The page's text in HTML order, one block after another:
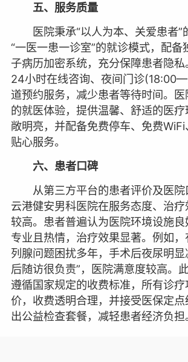
五、服务质量
医院秉承“以人为本、关爱患者”
“一医一患一诊室”的就诊模式，配备
子病历加密系统，充分保障患者隐
24小时在线咨询、夜间门诊
道预约服务，减少患者等待时间。
的就医体验，提供温馨、舒适的医
敞明亮，并配备免费停车、免费
贴心服务。
六、患者口碑
从第三方平台的患者评价及医院
云港健安男科医院在服务态度、治
较高。患者普遍认为医院环境设施良
专业且热情，治疗效果显著。例如，
列腺问题困扰多年，手术后夜尿明
后随访很负责”，医院满意度较高。
遵循国家规定的收费标准，所有诊
价，收费透明合理，并接受医保定
出公益检查套餐，减轻患者经济负担